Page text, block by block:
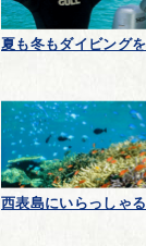
夏も冬もダイビング
西表島にいらっしゃ